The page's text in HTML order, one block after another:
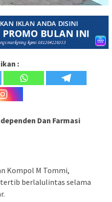
:
Dan Farmasi
Kompol M Tommi,
berlalulintas selama